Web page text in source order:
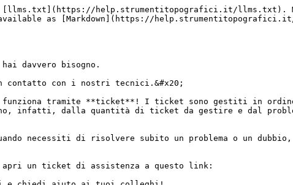
[llms.txt](https://help.strumentitopografici.it/llms.txt).
as [Markdown](https://
davvero bisogno.
contatto con i nostri tecnici.&#x20;
funziona tramite **ticket**! I ticket sono gestiti in
infatti, dalla quantità di ticket da gestire e dal
necessiti di risolvere subito un problema o un
un ticket di assistenza a questo link: